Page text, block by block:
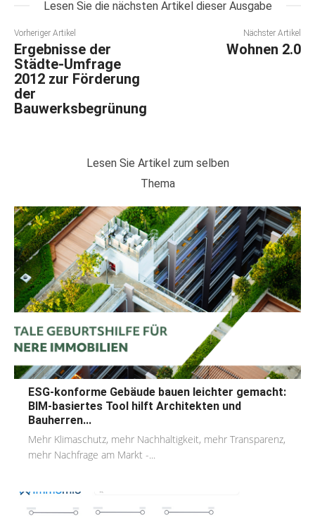
Lesen Sie die nächsten Artikel dieser Ausgabe
Vorheriger Artikel
Ergebnisse der
Städte-Umfrage
2012 zur Förderung
der
Bauwerksbegrünung
Nächster Artikel
Wohnen 2.0
Lesen Sie Artikel zum selben
Thema
ESG-konforme Gebäude bauen leichter gemacht:
BIM-basiertes Tool hilft Architekten und
Bauherren...
Mehr Klimaschutz, mehr Nachhaltigkeit, mehr Transparenz,
mehr Nachfrage am Markt -...